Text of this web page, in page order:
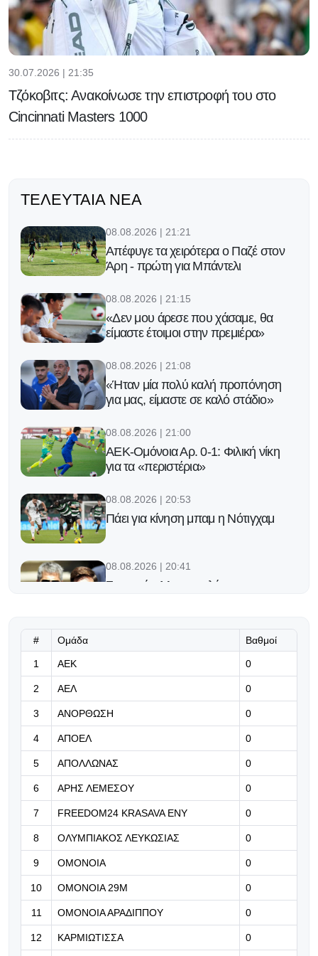
30.07.2026 | 21:35
Τζόκοβιτς: Ανακοίνωσε την επιστροφή του στο
Cincinnati Masters 1000
ΤΕΛΕΥΤΑΊΑ ΝΈΑ
08.08.2026 | 21:21
Απέφυγε τα χειρότερα ο Παζέ στον
Άρη - πρώτη για Μπάντελι
08.08.2026 | 21:15
«Δεν μου άρεσε που χάσαμε, θα
είμαστε έτοιμοι στην πρεμιέρα»
08.08.2026 | 21:08
«Ήταν μία πολύ καλή προπόνηση
για μας, είμαστε σε καλό στάδιο»
08.08.2026 | 21:00
ΑΕΚ-Ομόνοια Αρ. 0-1: Φιλική νίκη
για τα «περιστέρια»
08.08.2026 | 20:53
Πάει για κίνηση μπαμ η Νότιγχαμ
08.08.2026 | 20:41
Συγκινεί η Μπαρτσελόνα για τον
προπόνηση (φωτορεπορτάζ)
08.08.2026 | 20:13
Ρεάλ Μαδρίτης: Συλλυπητήρια
ανακοίνωση για τον πατέρα του
Μέσι
08.08.2026 | 20:00
Live: ΑΠΟΕΛ-Κηφισιά 2-0
Και δεύτερη αναγκαστική αλλαγή για
Ομόνοια Αρ.
# Ομάδα Βαθμοί
1 ΑΕΚ 0
2 ΑΕΛ 0
3 ΑΝΟΡΘΩΣΗ 0
4 ΑΠΟΕΛ 0
5 ΑΠΟΛΛΩΝΑΣ 0
6 ΑΡΗΣ ΛΕΜΕΣΟΥ 0
7 FREEDOM24 KRASAVA ΕΝΥ 0
8 ΟΛΥΜΠΙΑΚΟΣ ΛΕΥΚΩΣΙΑΣ 0
9 ΟΜΟΝΟΙΑ 0
10 ΟΜΟΝΟΙΑ 29Μ 0
11 ΟΜΟΝΟΙΑ ΑΡΑΔΙΠΠΟΥ 0
12 ΚΑΡΜΙΩΤΙΣΣΑ 0